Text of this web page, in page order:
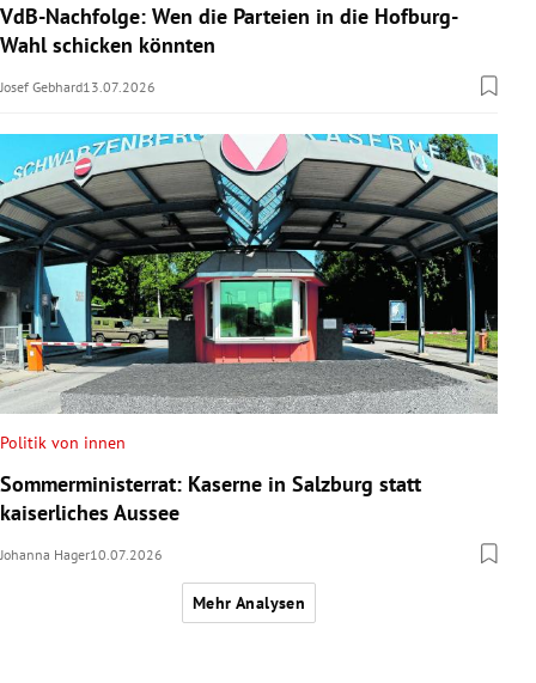
VdB-Nachfolge: Wen die Parteien in die Hofburg-
Wahl schicken könnten
Josef Gebhard13.07.2026
Politik von innen
Sommerministerrat: Kaserne in Salzburg statt
kaiserliches Aussee
Johanna Hager10.07.2026
Mehr Analysen